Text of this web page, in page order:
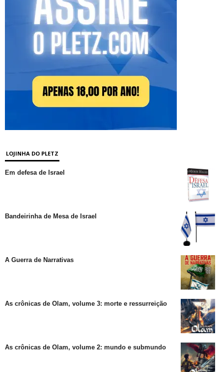
LOJINHA DO PLETZ
Em defesa de Israel
Bandeirinha de Mesa de Israel
A Guerra de Narrativas
As crônicas de Olam, volume 3: morte e ressurreição
As crônicas de Olam, volume 2: mundo e submundo